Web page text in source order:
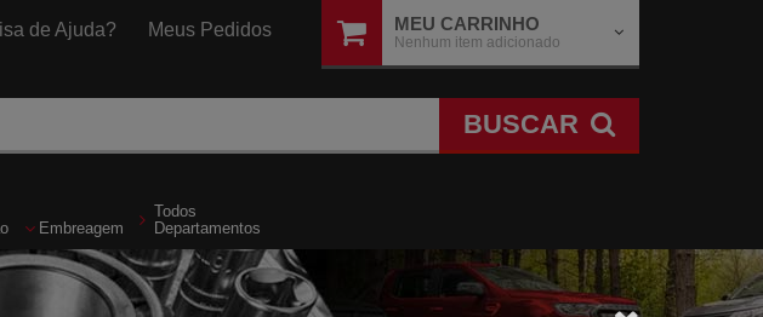
de Ajuda? Meus Pedidos MEU CARRINHO
Nenhum item adicionado
BUSCAR
Embreagem
Todos
Departamentos